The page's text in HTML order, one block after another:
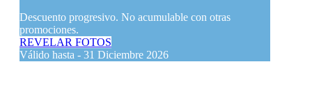
Descuento progresivo. No acumulable con otras
promociones.
REVELAR FOTOS
Válido hasta - 31 Diciembre 2026